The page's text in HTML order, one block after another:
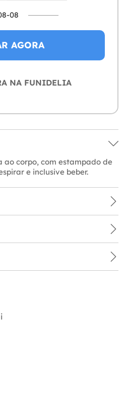
08
AGORA
NA FUNIDELIA
ao corpo, com estampado de
e inclusive beber.